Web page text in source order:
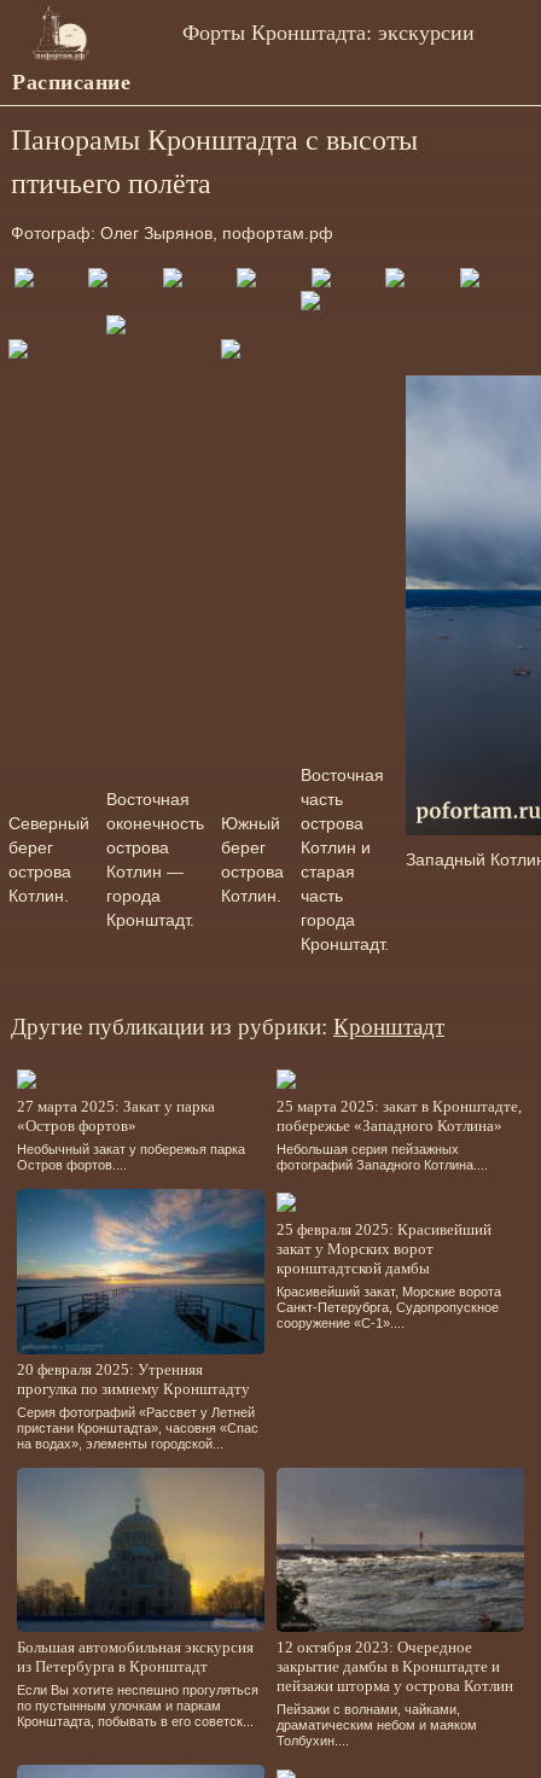
Форты Кронштадта: экскурсии
Расписание
Панорамы Кронштадта с высоты
птичьего полёта
Фотограф: Олег Зырянов, пофортам.рф
Северный
берег
острова
Котлин.
Восточная
оконечность
острова
Котлин —
города
Кронштадт.
Южный
берег
острова
Котлин.
Восточная
часть
острова
Котлин и
старая
часть
города
Кронштадт.
Западный
Другие публикации из рубрики: Кронштадт
27 марта 2025: Закат у парка
«Остров фортов»
Необычный закат у побережья парка
Остров фортов....
25 марта 2025: закат в Кронштадте,
побережье «Западного Котлина»
Небольшая серия пейзажных
фотографий Западного Котлина....
20 февраля 2025: Утренняя
прогулка по зимнему Кронштадту
Серия фотографий «Рассвет у Летней
пристани Кронштадта», часовня «Спас
на водах», элементы городской...
25 февраля 2025: Красивейший
закат у Морских ворот
кронштадтской дамбы
Красивейший закат, Морские ворота
Санкт-Петерубрга, Судопропускное
сооружение «С-1»....
Большая автомобильная экскурсия
из Петербурга в Кронштадт
Если Вы хотите неспешно прогуляться
по пустынным улочкам и паркам
Кронштадта, побывать в его советск...
12 октября 2023: Очередное
закрытие дамбы в Кронштадте и
пейзажи шторма у острова Котлин
Пейзажи с волнами, чайками,
драматическим небом и маяком
Толбухин....